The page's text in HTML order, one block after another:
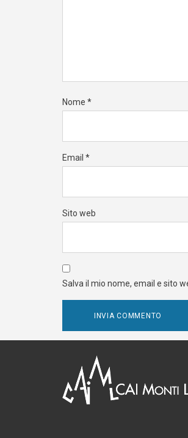
Nome *
Email *
Sito web
Salva il mio nome, email e sito